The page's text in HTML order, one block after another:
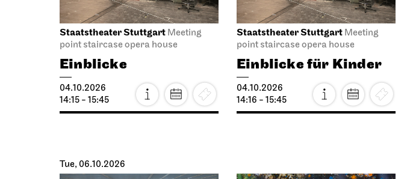
Staatstheater Stuttgart Meeting
point staircase opera house
Einblicke
04.10.2026
14:15 - 15:45
Staatstheater Stuttgart Meeting
point staircase opera house
Einblicke für Kinder
04.10.2026
14:16 - 15:45
Tue, 06.10.2026